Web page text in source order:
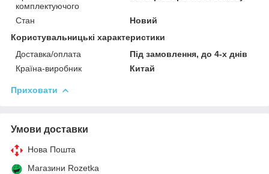
комплектуючого
Стан
Новий
Користувальницькі характеристики
Доставка/оплата
Під замовлення, до 4-х днів
Країна-виробник
Китай
Приховати
Умови доставки
Нова Пошта
Магазини Rozetka